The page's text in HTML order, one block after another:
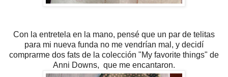
Con la entretela en la mano, pensé que un par de telitas
para mi nueva funda no me vendrían mal, y decidí
comprarme dos fats de la colección "My favorite things" de
Anni Downs, que me encantaron.